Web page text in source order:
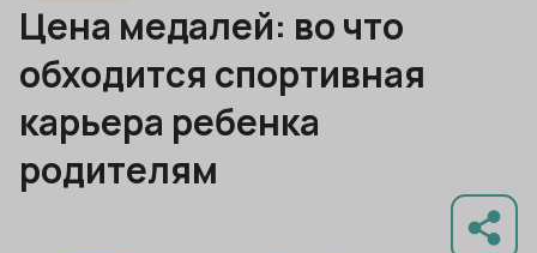
Цена медалей: во что
обходится спортивная
карьера ребенка
родителям